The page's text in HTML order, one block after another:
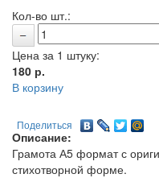
Кол-во шт.:
Цена за 1 штуку:
180 р.
В корзину
Поделиться
Описание:
Грамота А5 формат с
стихотворной форме.